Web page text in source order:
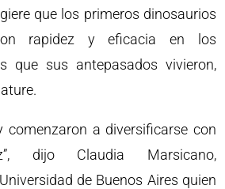
que los primeros dinosaurios
rapidez y eficacia en los
que sus antepasados ​​vivieron,
comenzaron a diversificarse con
dijo Claudia Marsicano,
de Buenos Aires quien